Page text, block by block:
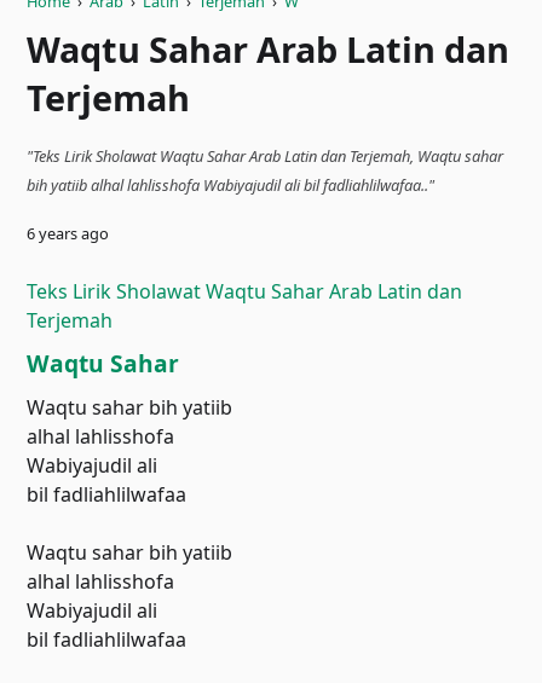
Waqtu Sahar Arab Latin dan
Terjemah
"Teks Lirik Sholawat Waqtu Sahar Arab Latin dan Terjemah, Waqtu sahar
bih yatiib alhal lahlisshofa Wabiyajudil ali bil fadliahlilwafaa.."
6 years ago
Teks Lirik Sholawat Waqtu Sahar Arab Latin dan
Terjemah
Waqtu Sahar
Waqtu sahar bih yatiib
alhal lahlisshofa
Wabiyajudil ali
bil fadliahlilwafaa
Waqtu sahar bih yatiib
alhal lahlisshofa
Wabiyajudil ali
bil fadliahlilwafaa